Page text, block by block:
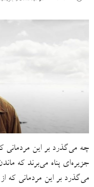
چه می‌گذرد بر این مردمانی
جزیره‌ای پناه می‌برند که
می‌گذرد بر این مردمانی که